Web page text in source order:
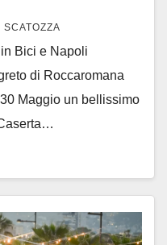
SCATOZZA
Bici e Napoli
di Roccaromana
Maggio un bellissimo